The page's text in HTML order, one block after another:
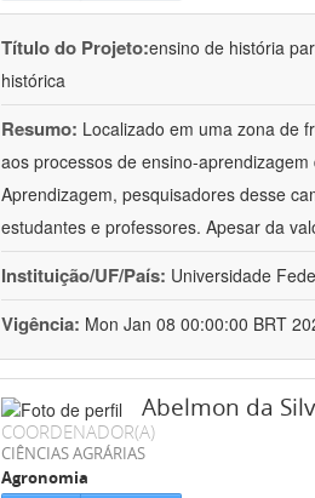
Título do Projeto:ensino de história
histórica
Resumo: Localizado em uma zona de
aos processos de ensino-
Aprendizagem, pesquisadores desse
estudantes e professores. Apesar da
Instituição/UF/País: Universidade
Vigência: Mon Jan 08 00:00:00 BRT
Abelmon da
COORDENADOR(A)
CIÊNCIAS AGRÁRIAS
Agronomia